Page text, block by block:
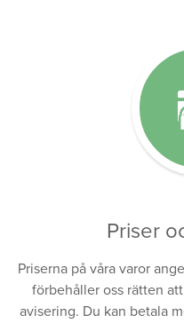
Priser
Priserna på våra varor
förbehåller oss rätten
avisering. Du kan betala